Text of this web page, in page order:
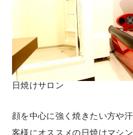
日焼けサロン
顔を中心に強く焼きたい方や
客様にオススメの日焼けマシン